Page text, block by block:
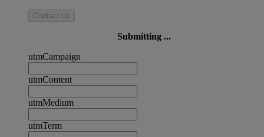
Contact us
Submitting ...
utmCampaign
utmContent
utmMedium
utmTerm